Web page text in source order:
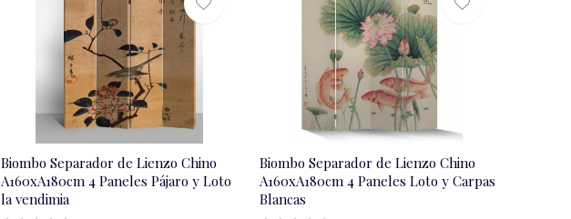
Biombo Separador de Lienzo Chino
A160xA180cm 4 Paneles Pájaro y Loto
la vendimia
Biombo Separador de Lienzo Chino
A160xA180cm 4 Paneles Loto y Carpas
Blancas